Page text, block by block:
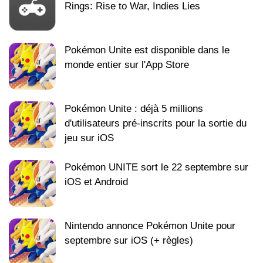
Rings: Rise to War, Indies Lies
Pokémon Unite est disponible dans le
monde entier sur l'App Store
Pokémon Unite : déjà 5 millions
d'utilisateurs pré-inscrits pour la sortie du
jeu sur iOS
Pokémon UNITE sort le 22 septembre sur
iOS et Android
Nintendo annonce Pokémon Unite pour
septembre sur iOS (+ règles)